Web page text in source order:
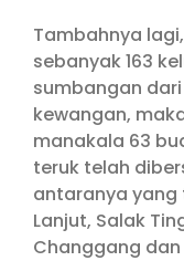
Tambahnya
sebanyak 163
sumbangan
kewangan,
manakala 63
teruk telah
antaranya yang
Lanjut, Salak
Changgang dan